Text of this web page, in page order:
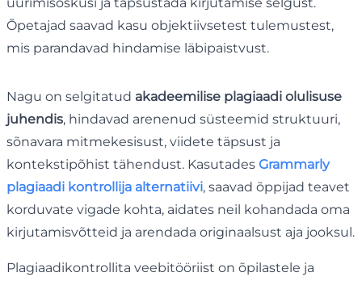
Õpetajad saavad kasu objektiivsetest tulemustest,
mis parandavad hindamise läbipaistvust.
Nagu on selgitatud akadeemilise plagiaadi olulisuse
juhendis, hindavad arenenud süsteemid struktuuri,
sõnavara mitmekesisust, viidete täpsust ja
kontekstipõhist tähendust. Kasutades Grammarly
plagiaadi kontrollija alternatiivi, saavad õppijad teavet
korduvate vigade kohta, aidates neil kohandada oma
kirjutamisvõtteid ja arendada originaalsust aja jooksul.
Plagiaadikontrollita veebitööriist on õpilastele ja